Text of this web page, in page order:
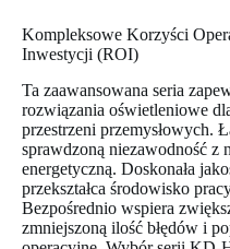
Kompleksowe Korzyści
Inwestycji (ROI)
Ta zaawansowana seria
rozwiązania oświetleniowe
przestrzeni przemysłowych.
sprawdzoną niezawodność z
energetyczną. Doskonała
przekształca środowisko
Bezpośrednio wspiera
zmniejszoną ilość błędów i